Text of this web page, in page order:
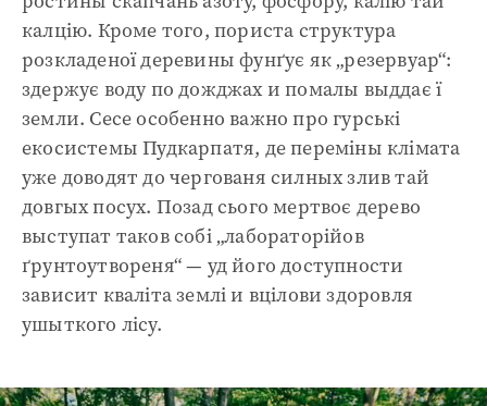
калцію. Кроме того, пориста структура
розкладеної деревины фунґує як „резервуар“:
здержує воду по дожджах и помалы выддає ї
земли. Сесе особенно важно про гурські
екосистемы Пудкарпатя, де переміны клімата
уже доводят до чергованя силных злив тай
довгых посух. Позад сього мертвоє дерево
выступат таков собі „лабораторійов
ґрунтоутвореня“ — уд його доступности
зависит кваліта землі и вцілови здоровля
ушыткого лісу.